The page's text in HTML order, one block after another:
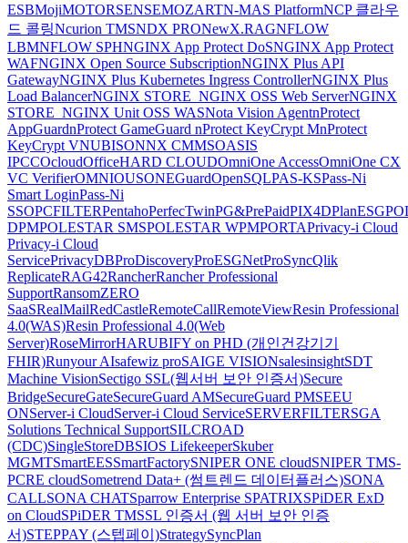
ESBMojiMOTORSENSEMOZARTN-MAS PlatformNCP 클라우
드 콜링Ncurion TMSNDX PRONewX.RAGNFLOW
LBMNFLOW SPHNGINX App Protect DoSNGINX App Protect
WAFNGINX Open Source SubscriptionNGINX Plus API
GatewayNGINX Plus Kubernetes Ingress ControllerNGINX Plus
Load BalancerNGINX STORE_NGINX OSS Web ServerNGINX
STORE_NGINX Unit OSS WASNota Vision AgentnProtect
AppGuardnProtect GameGuard nProtect KeyCrypt MnProtect
KeyCrypt VNUBISONNX CMMSOASIS
IPCCOcloudOfficeHARD CLOUDOmniOne AccessOmniOne CX
VC VerifierOMNIOUSONEGuardOpenSQLPAS-KSPass-Ni
Smart LoginPass-Ni
SSOPCFILTERPentahoPerfecTwinPG&PrePaidPIX4DPlanESG
DPMPOLESTAR SMSPOLESTAR WPMPORTAPrivacy-i Cloud
Privacy-i Cloud
ServicePrivacyDBProDiscoveryProESGNetProSyncQlik
ReplicateRAG42RancherRancher Professional
SupportRansomZERO
SaaSRealMailRedCastleRemoteCallRemoteViewResin Professional
4.0(WAS)Resin Professional 4.0(Web
Server)RoseMirrorHARUBIFY on PHD (개인건강기기
FHIR)Runyour AIsafewiz proSAIGE VISIONsalesinsightSDT
Machine VisionSectigo SSL(웹서버 보안 인증서)Secure
BridgeSecureGateSecureGuard AMSecureGuard PMSEEU
ONServer-i CloudServer-i Cloud ServiceSERVERFILTERSGA
Solutions Technical SupportSILCROAD
(CDC)SingleStoreDBSIOS LifekeeperSkuber
MGMTSmartEESSmartFactorySNIPER ONE cloudSNIPER TMS-
PCRE cloudSometrend Data+ (썸트렌드 데이터플러스)SONA
CALLSONA CHATSparrow Enterprise SPATRIXSPiDER ExD
on CloudSPiDER TMSSL 인증서 (웹 서버 보안 인증
서)STEPPAY (스텝페이)StrategySyncPlan